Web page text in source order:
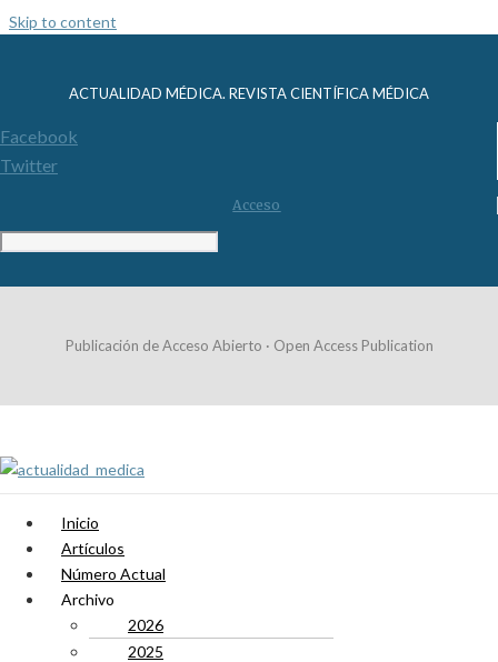
Skip to content
ACTUALIDAD MÉDICA. REVISTA CIENTÍFICA MÉDICA
Facebook
Twitter
Acceso
Publicación de Acceso Abierto · Open Access Publication
Inicio
Artículos
Número Actual
Archivo
2026
2025